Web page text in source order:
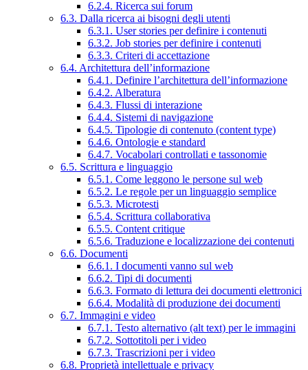
6.2.4. Ricerca sui forum
6.3. Dalla ricerca ai bisogni degli utenti
6.3.1. User stories per definire i contenuti
6.3.2. Job stories per definire i contenuti
6.3.3. Criteri di accettazione
6.4. Architettura dell’informazione
6.4.1. Definire l’architettura dell’informazione
6.4.2. Alberatura
6.4.3. Flussi di interazione
6.4.4. Sistemi di navigazione
6.4.5. Tipologie di contenuto (content type)
6.4.6. Ontologie e standard
6.4.7. Vocabolari controllati e tassonomie
6.5. Scrittura e linguaggio
6.5.1. Come leggono le persone sul web
6.5.2. Le regole per un linguaggio semplice
6.5.3. Microtesti
6.5.4. Scrittura collaborativa
6.5.5. Content critique
6.5.6. Traduzione e localizzazione dei contenuti
6.6. Documenti
6.6.1. I documenti vanno sul web
6.6.2. Tipi di documenti
6.6.3. Formato di lettura dei documenti elettronici
6.6.4. Modalità di produzione dei documenti
6.7. Immagini e video
6.7.1. Testo alternativo (alt text) per le immagini
6.7.2. Sottotitoli per i video
6.7.3. Trascrizioni per i video
6.8. Proprietà intellettuale e privacy